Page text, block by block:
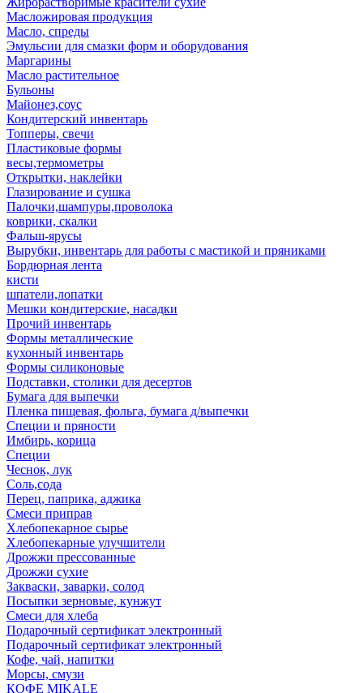
Масложировая продукция
Масло, спреды
Эмульсии для смазки форм и оборудования
Маргарины
Масло растительное
Бульоны
Майонез,соус
Кондитерский инвентарь
Топперы, свечи
Пластиковые формы
весы,термометры
Открытки, наклейки
Глазирование и сушка
Палочки,шампуры,проволока
коврики, скалки
Фальш-ярусы
Вырубки, инвентарь для работы с мастикой и пряниками
Бордюрная лента
кисти
шпатели,лопатки
Мешки кондитерские, насадки
Прочий инвентарь
Формы металлические
кухонный инвентарь
Формы силиконовые
Подставки, столики для десертов
Бумага для выпечки
Пленка пищевая, фольга, бумага д/выпечки
Специи и пряности
Имбирь, корица
Специи
Чеснок, лук
Соль,сода
Перец, паприка, аджика
Смеси приправ
Хлебопекарное сырье
Хлебопекарные улучшители
Дрожжи прессованные
Дрожжи сухие
Закваски, заварки, солод
Посыпки зерновые, кунжут
Смеси для хлеба
Подарочный сертификат электронный
Подарочный сертификат электронный
Кофе, чай, напитки
Морсы, смузи
КОФЕ MIKALE